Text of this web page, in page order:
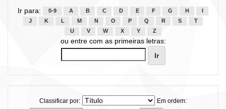
Ir para: 0-9 A B C D E F G H
J
K L M N O P Q R S
T
U
V W X Y Z
ou entre com as primeiras letras:
Classificar por:
Em ordem: